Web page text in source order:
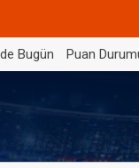
Bugün Puan